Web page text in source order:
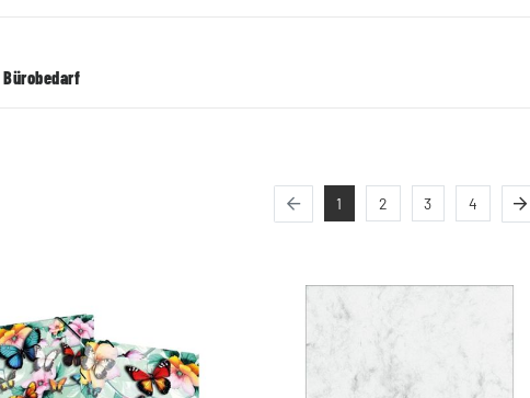
1 2 3 4